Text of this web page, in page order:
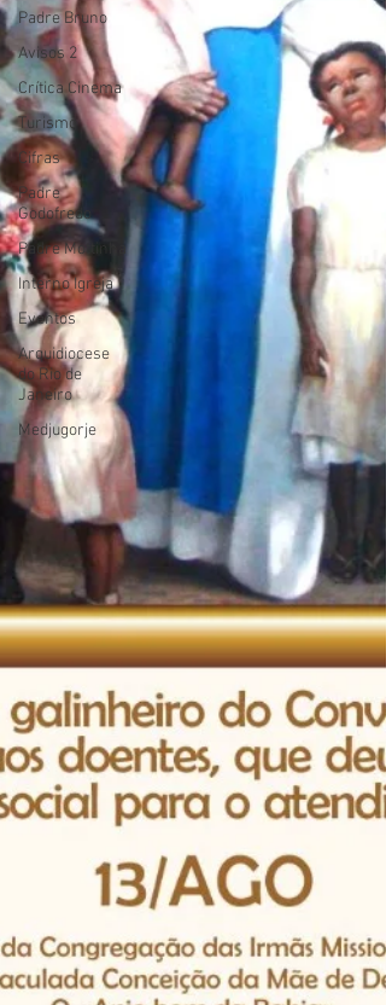
Padre Bruno
Avisos 2
Crítica Cinema
Turismo
Cifras
Padre
Godofredo
Padre Mottinha
Interno Igreja
Eventos
Arquidiocese
do Rio de
Janeiro
Medjugorje